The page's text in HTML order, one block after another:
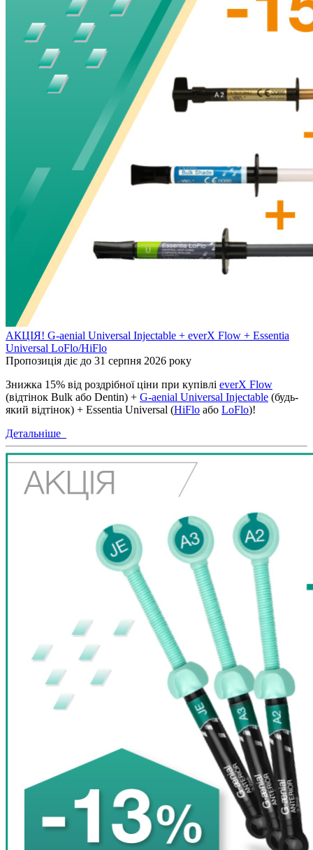
АКЦІЯ! G-aenial Universal Injectable + everX Flow + Essentia
Universal LoFlo/HiFlo
Пропозиція діє до 31 серпня 2026 року
Знижка 15% від роздрібної ціни при купівлі everX Flow
(відтінок Bulk або Dentin) + G-aenial Universal Injectable (будь-
який відтінок) + Essentia Universal (HiFlo або LoFlo)!
Детальніше